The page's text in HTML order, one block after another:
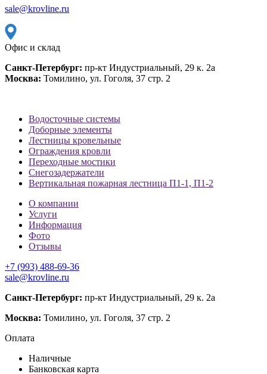
sale@krovline.ru
Офис и склад
Санкт-Петербург: пр-кт Индустриальный, 29 к. 2а
Москва: Томилино, ул. Гоголя, 37 стр. 2
Водосточные системы
Доборные элементы
Лестницы кровельные
Ограждения кровли
Переходные мостики
Снегозадержатели
Вертикальная пожарная лестница П1-1, П1-2
О компании
Услуги
Информация
Фото
Отзывы
+7 (993) 488-69-36
sale@krovline.ru
Санкт-Петербург: пр-кт Индустриальный, 29 к. 2а
Москва: Томилино, ул. Гоголя, 37 стр. 2
Оплата
Наличные
Банковская карта